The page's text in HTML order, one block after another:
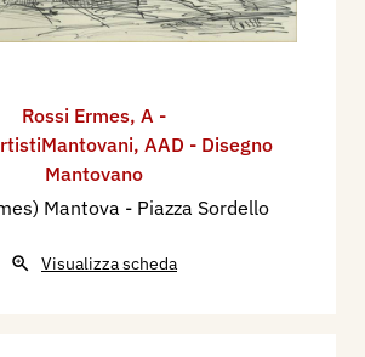
Rossi Ermes, A -
, AAD - Disegno
Mantovano
Mantova - Piazza Sordello
Visualizza scheda